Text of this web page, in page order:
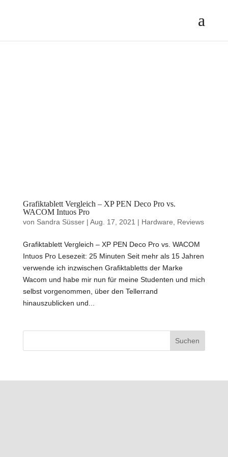
Grafiktablett Vergleich – XP PEN Deco Pro vs.
WACOM Intuos Pro
von Sandra Süsser| Aug. 17, 2021 | Hardware Reviews
Grafiktablett Vergleich – XP PEN Deco Pro vs. WACOM
Intuos Pro Lesezeit: 25 Minuten Seit mehr als 15 Jahren
verwende ich inzwischen Grafiktabletts der Marke
Wacom und habe mir nun für meine Studenten und mich
selbst vorgenommen, über den Tellerrand
hinauszublicken und...